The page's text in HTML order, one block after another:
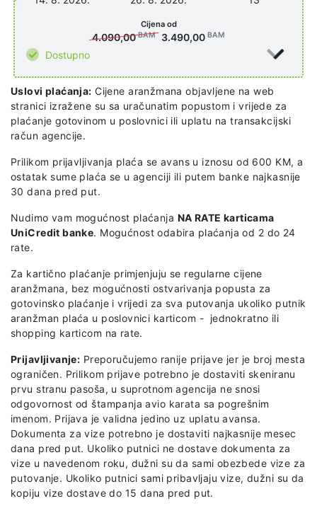
Dostupno
Cijena od
4.090,00BAM 3.490,00 BAM
Uslovi plaćanja: Cijene aranžmana objavljene na web
stranici izražene su sa uračunatim popustom i vrijede za
plaćanje gotovinom u poslovnici ili uplatu na transakcijski
račun agencije.
Prilikom prijavljivanja plaća se avans u iznosu od 600 KM, a
ostatak sume plaća se u agenciji ili putem banke najkasnije
30 dana pred put.
Nudimo vam mogućnost plaćanja NA RATE karticama
UniCredit banke. Mogućnost odabira plaćanja od 2 do 24
rate.
Za kartično plaćanje primjenjuju se regularne cijene
aranžmana, bez mogućnosti ostvarivanja popusta za
gotovinsko plaćanje i vrijedi za sva putovanja ukoliko putnik
aranžman plaća u poslovnici karticom - jednokratno ili
shopping karticom na rate.
Prijavljivanje: Preporučujemo ranije prijave jer je broj mesta
ograničen. Prilikom prijave potrebno je dostaviti skeniranu
prvu stranu pasoša, u suprotnom agencija ne snosi
odgovornost od štampanja avio karata sa pogrešnim
imenom. Prijava je validna jedino uz uplatu avansa.
Dokumenta za vize potrebno je dostaviti najkasnije mesec
dana pred put. Ukoliko putnici ne dostave dokumenta za
vize u navedenom roku, dužni su da sami obezbede vize za
putovanje. Ukoliko putnici sami pribavljaju vize, dužni su da
kopiju vize dostave do 15 dana pred put.